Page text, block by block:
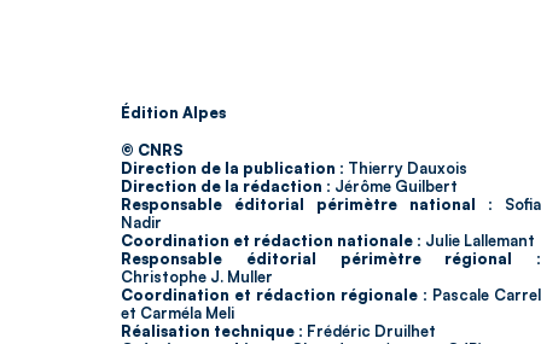
Édition Alpes
© CNRS
Direction de la publication : Thierry Dauxois
Direction de la rédaction : Jérôme Guilbert
Responsable éditorial périmètre national : Sofia
Nadir
Coordination et rédaction nationale : Julie Lallemant
Responsable éditorial périmètre régional :
Christophe J. Muller
Coordination et rédaction régionale : Pascale Carrel
et Carméla Meli
Réalisation technique : Frédéric Druilhet